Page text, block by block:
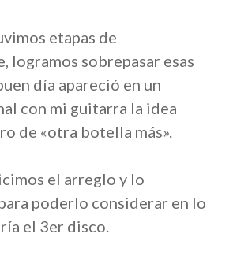
etapas de
logramos sobrepasar esas
día apareció en un
con mi guitarra la idea
de «otra botella más».
el arreglo y lo
poderlo considerar en lo
el 3er disco.